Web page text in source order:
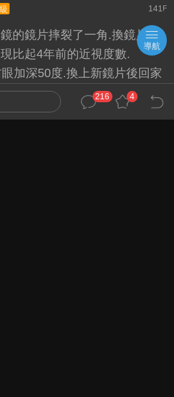
141 F
的鏡片摔裂了一角.換鏡片時
比起4年前的近視度數.
加深50度.換上新鏡片後回家
更清析.銳利度更好.
216 4
導航